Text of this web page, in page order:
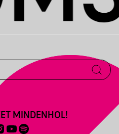
MINDENHOL!